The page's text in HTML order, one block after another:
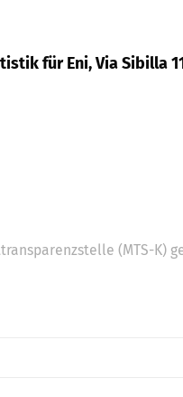
für Eni, Via Sibilla
(MTS-K)